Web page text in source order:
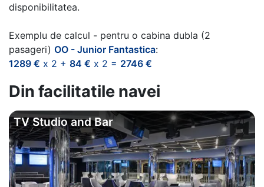
disponibilitatea.
Exemplu de calcul - pentru o cabina dubla (2
pasageri) OO - Junior Fantastica:
1289 € x 2 + 84 € x 2 = 2746 €
Din facilitatile navei
TV Studio and Bar